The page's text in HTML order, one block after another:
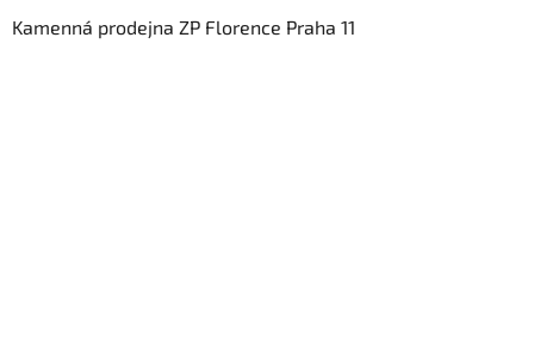
Kamenná prodejna ZP Florence Praha 11